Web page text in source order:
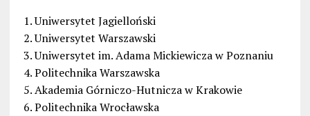
1. Uniwersytet Jagielloński
2. Uniwersytet Warszawski
3. Uniwersytet im. Adama Mickiewicza w Poznaniu
4. Politechnika Warszawska
5. Akademia Górniczo-Hutnicza w Krakowie
6. Politechnika Wrocławska